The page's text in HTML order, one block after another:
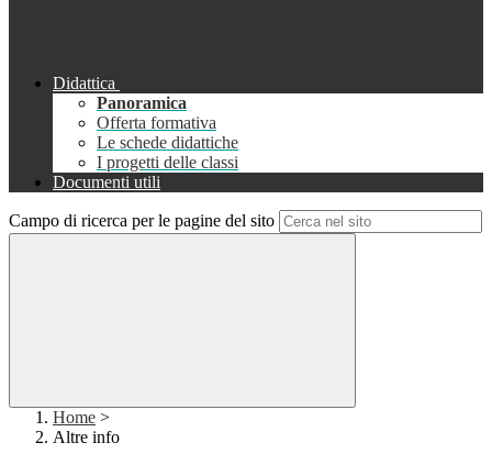
Didattica
Panoramica
Offerta formativa
Le schede didattiche
I progetti delle classi
Documenti utili
Campo di ricerca per le pagine del sito
Home >
Altre info